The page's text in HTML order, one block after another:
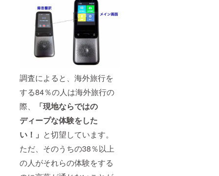
調査によると、海外旅行を
する84％の人は海外旅行の
際、
「現地ならではの
ディープな体験をした
い！」 と切望しています。
ただ、そのうちの38％以上
の人がそれらの体験をする